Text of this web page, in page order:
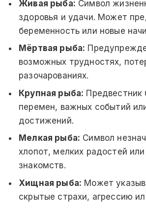
Живая рыба: Символ
здоровья и удачи. Может
беременность или новые
Мёртвая рыба:
возможных трудностях,
разочарованиях.
Крупная рыба: Предвестник
перемен, важных событий
достижений.
Мелкая рыба: Символ
хлопот, мелких радостей
знакомств.
Хищная рыба: Может
скрытые страхи, агрессию